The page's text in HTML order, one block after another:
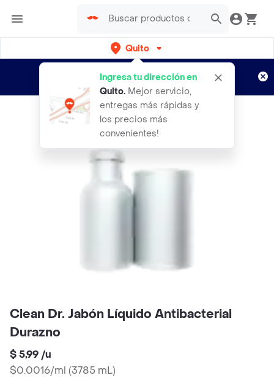
Quito
Ingresa tu dirección en
Quito. Mejor servicio,
entregas más rápidas y
los precios más
convenientes!
envíos gratis por semanas
Aplican TyC
Clean Dr. Jabón Líquido Antibacterial
Durazno
$ 5,99 /u
$0.0016/ml (3785 mL)